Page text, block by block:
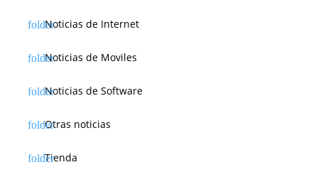
Noticias de Internet
Noticias de Moviles
Noticias de Software
Otras noticias
Tienda